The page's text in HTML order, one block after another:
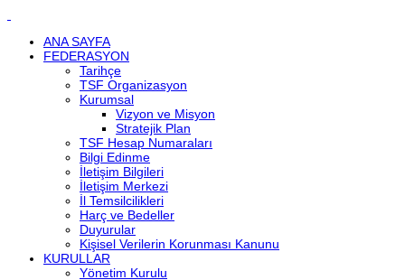
ANA SAYFA
FEDERASYON
Tarihçe
TSF Organizasyon
Kurumsal
Vizyon ve Misyon
Stratejik Plan
TSF Hesap Numaraları
Bilgi Edinme
İletişim Bilgileri
İletişim Merkezi
İl Temsilcilikleri
Harç ve Bedeller
Duyurular
Kişisel Verilerin Korunması Kanunu
KURULLAR
Yönetim Kurulu